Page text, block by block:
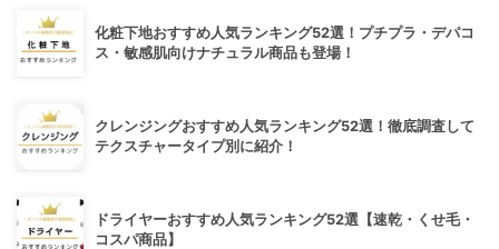
化粧下地おすすめ人気ランキング52選！プチプラ・デパコ
ス・敏感肌向けナチュラル商品も登場！
クレンジングおすすめ人気ランキング52選！徹底調査して
テクスチャータイプ別に紹介！
ドライヤーおすすめ人気ランキング52選【速乾・くせ毛・
コスパ商品】